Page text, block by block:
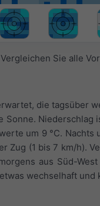
Sie alle
die tagsüber
Sonne.
um 9 °C.
Zug (1 bis 7 km/h).
aus Süd-
wechselhaft